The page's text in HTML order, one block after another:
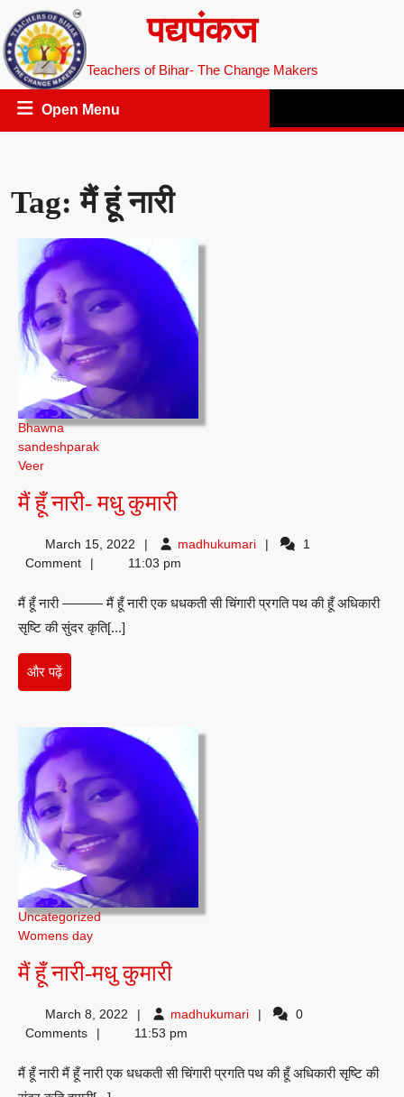
to
content
पद्यपंकज
Teachers of Bihar- The Change Makers
Open Menu
Tag:मैं हूं नारी
Bhawna
sandeshparak
Veer
मैं हूँ नारी- मधु कुमारीमैं
नारी-
कुमारी
March 15, 2022 madhukumarimadhukumari
1
Comment
11:03 pm
मैं हूँ नारी ——— मैं हूँ नारी एक धधकती सी चिंगारी प्रगति पथ की हूँ अधिकारी
सृष्टि की सुंदर कृति[...]
और पढ़ेंऔर
पढ़ें
Uncategorized
Womens day
मैं हूँ नारी-मधु कुमारीमैं
नारी-
कुमारी
March 8, 2022 madhukumarimadhukumari
0
Comments
11:53 pm
मैं हूँ नारी मैं हूँ नारी एक धधकती सी चिंगारी प्रगति पथ की हूँ अधिकारी सृष्टि की